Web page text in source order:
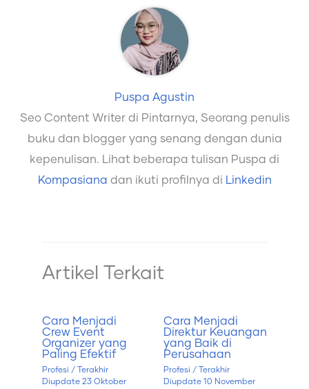
Puspa Agustin
Seo Content Writer di Pintarnya, Seorang penulis
buku dan blogger yang senang dengan dunia
kepenulisan. Lihat beberapa tulisan Puspa di
Kompasiana dan ikuti profilnya di Linkedin
Artikel Terkait
Cara Menjadi
Crew Event
Organizer yang
Paling Efektif
Profesi / Terakhir
Diupdate 23 Oktober
Cara Menjadi
Direktur Keuangan
yang Baik di
Perusahaan
Profesi / Terakhir
Diupdate10 November